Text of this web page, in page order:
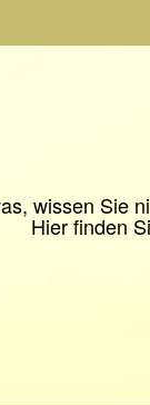
wissen Sie
Hier finden